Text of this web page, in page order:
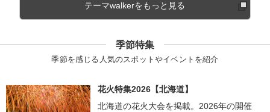
テーマwalkerをもっと見る
季節特集
季節を感じる人気のスポットやイベントを紹介
花火特集2026【北海道】
北海道の花火大会を掲載。2026年の開催